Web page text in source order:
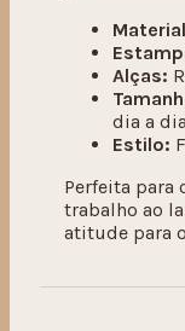
Alças:
dia a dia
Estilo:
Perfeita para
trabalho ao
atitude para